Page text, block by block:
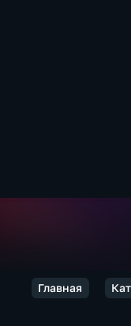
Главная